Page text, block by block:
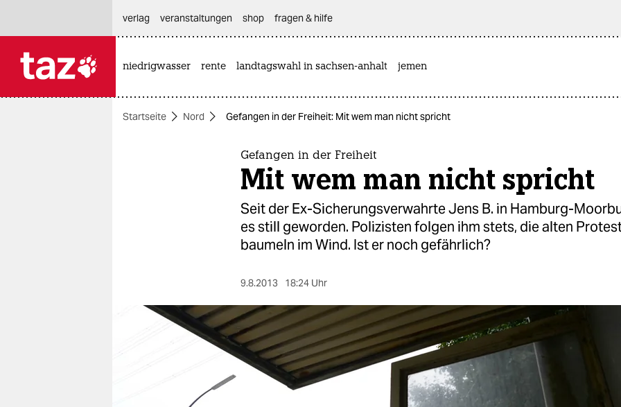
themen
berlin
wahrheit
verlag
veranstaltungen shop fragen & hilfe
niedrigwasser rente landtagswahl in sachsen-anhalt jemen
Startseite Nord Gefangen in der Freiheit: Mit wem man nicht spricht
Gefangen in der Freiheit
Mit wem man nicht spricht
Seit der Ex-Sicherungsverwahrte Jens B. in Hamburg-
es still geworden. Polizisten folgen ihm stets, die alten
baumeln im Wind. Ist er noch gefährlich?
9.8.2013 18:24 Uhr